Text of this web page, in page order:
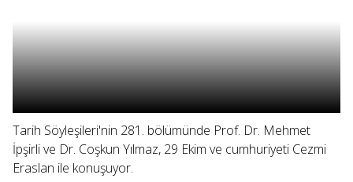
Tarih Söyleşileri'nin 281. bölümünde Prof. Dr. Mehmet
İpşirli ve Dr. Coşkun Yılmaz, 29 Ekim ve cumhuriyeti Cezmi
Eraslan ile konuşuyor.